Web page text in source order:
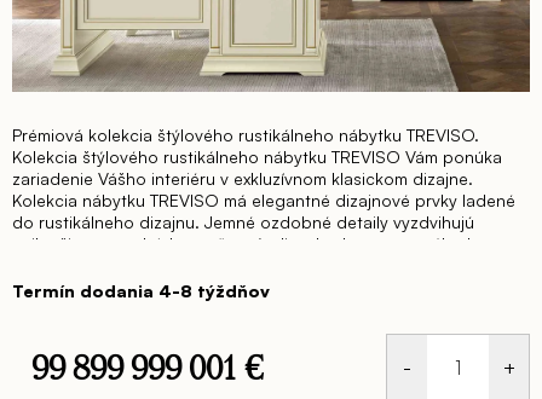
Prémiová kolekcia štýlového rustikálneho nábytku TREVISO.
Kolekcia štýlového rustikálneho nábytku TREVISO Vám ponúka
zariadenie Vášho interiéru v exkluzívnom klasickom dizajne.
Kolekcia nábytku TREVISO má elegantné dizajnové prvky ladené
do rustikálneho dizajnu. Jemné ozdobné detaily vyzdvihujú
najlepšiu remeselnícku zručnosť talianskych tvorcov nábytku.
odtieni dreva. Všetky časti jednotlivých kúskov kolekcie TREVISO
Kolekcia štýlového
rustikálneho nábytku TREVISO ponúka nábytok do pracovne.
Termín dodania 4-8 týždňov
99 899 999 001 €